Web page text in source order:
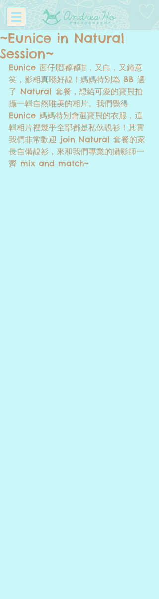
~Eunice in Natural
Session~
Eunice 面仔肥嘟嘟咁，又白，又鐘意
笑，影相真喺好靚！媽媽特別為 BB 選
了 Natural 套餐，想給可愛的寶貝拍
攝一輯自然唯美的相片。我們覺得
Eunice 媽媽特別會選寶貝的衣服，這
輯相片裡幾乎全部都是私伙靚衫！其實
我們非常歡迎 join Natural 套餐的家
長自備靚衫，來和我們專業的攝影師一
齊 mix and match~